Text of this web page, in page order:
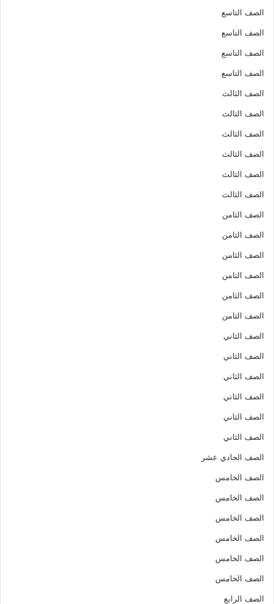
الصف التاسع
الصف التاسع
الصف التاسع
الصف التاسع
الصف الثالث
الصف الثالث
الصف الثالث
الصف الثالث
الصف الثالث
الصف الثالث
الصف الثامن
الصف الثامن
الصف الثامن
الصف الثامن
الصف الثامن
الصف الثامن
الصف الثاني
الصف الثاني
الصف الثاني
الصف الثاني
الصف الثاني
الصف الثاني
الصف الحادي عشر
الصف الخامس
الصف الخامس
الصف الخامس
الصف الخامس
الصف الخامس
الصف الخامس
الصف الرابع